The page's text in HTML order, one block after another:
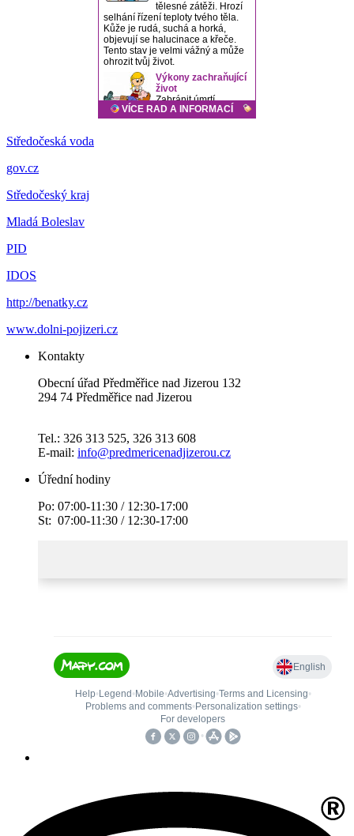
Středočeská voda
gov.cz
Středočeský kraj
Mladá Boleslav
PID
IDOS
http://benatky.cz
www.dolni-pojizeri.cz
Kontakty
Obecní úřad Předměřice nad Jizerou 132
294 74 Předměřice nad Jizerou
Tel.: 326 313 525, 326 313 608
E-mail: info@predmericenadjizerou.cz
Úřední hodiny
Po: 07:00-11:30 / 12:30-17:00
St: 07:00-11:30 / 12:30-17:00